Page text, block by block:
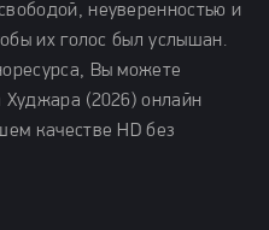
неуверенностью и
их голос был услышан.
Вы можете
(2026) онлайн
качестве HD без